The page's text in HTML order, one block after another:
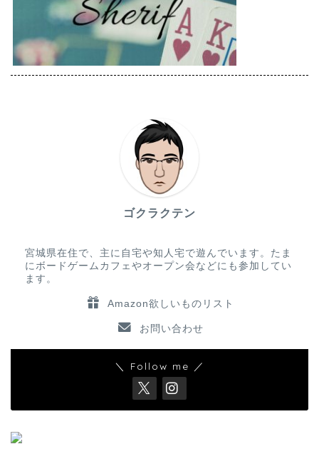
ゴクラクテン
宮城県在住で、主に自宅や知人宅で遊んでいます。たま
にボードゲームカフェやオープン会などにも参加してい
ます。
Amazon欲しいものリスト
お問い合わせ
＼ Follow me ／